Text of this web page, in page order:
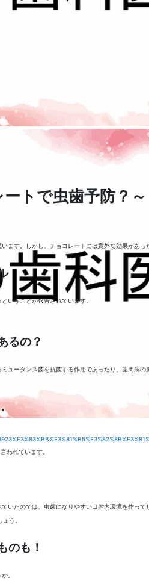
トで虫歯予防？～
ます。しかし、チョコレートには意外な効果があっ
いうことが報告されています。
るの？
ータンス菌を抗菌する作用であったり、歯周病の
われています。
いたのでは、虫歯になりやすい口腔内環境を作って
う。
のも！
。